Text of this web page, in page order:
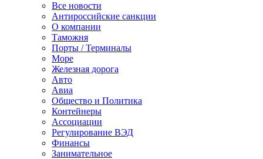
Все новости
Антироссийские санкции
О компании
Таможня
Порты / Терминалы
Море
Железная дорога
Авто
Авиа
Общество и Политика
Контейнеры
Ассоциации
Регулирование ВЭД
Финансы
Занимательное